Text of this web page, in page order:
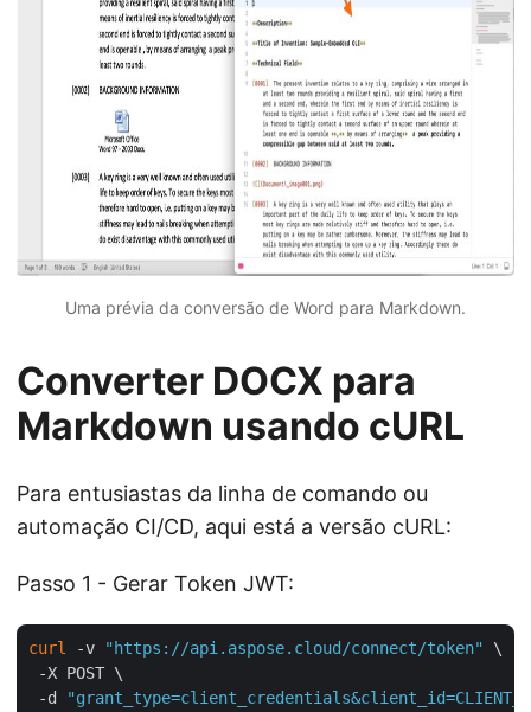
Uma prévia da conversão de Word para Markdown.
Converter DOCX para
Markdown usando cURL
Para entusiastas da linha de comando ou
automação CI/CD, aqui está a versão cURL:
Passo 1 - Gerar Token JWT:
curl -v "https://api.aspose.cloud/connect/token"
\
-X POST \
-d